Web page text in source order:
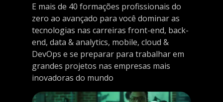
E mais de 40 formações profissionais do
zero ao avançado para você dominar as
tecnologias nas carreiras front-end, back-
end, data & analytics, mobile, cloud &
DevOps e se preparar para trabalhar em
grandes projetos nas empresas mais
inovadoras do mundo